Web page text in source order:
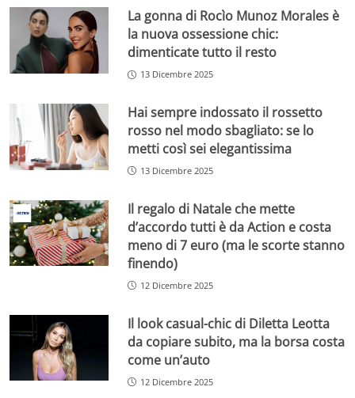
La gonna di Rocìo Munoz Morales è
la nuova ossessione chic:
dimenticate tutto il resto
13 Dicembre 2025
Hai sempre indossato il rossetto
rosso nel modo sbagliato: se lo
metti così sei elegantissima
13 Dicembre 2025
Il regalo di Natale che mette
d’accordo tutti è da Action e costa
meno di 7 euro (ma le scorte stanno
finendo)
12 Dicembre 2025
Il look casual-chic di Diletta Leotta
da copiare subito, ma la borsa costa
come un’auto
12 Dicembre 2025